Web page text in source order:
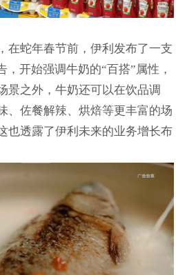
在蛇年春节前，伊利发布了一支
，开始强调牛奶的“百搭”属性，
景之外，牛奶还可以在饮品调
、佐餐解辣、烘焙等更丰富的场
也透露了伊利未来的业务增长布